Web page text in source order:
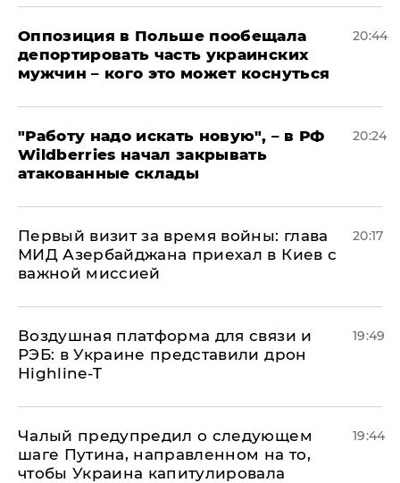
Оппозиция в Польше пообещала
депортировать часть украинских
мужчин – кого это может коснуться
20:44
"Работу надо искать новую", – в РФ
Wildberries начал закрывать
атакованные склады
20:24
Первый визит за время войны: глава
МИД Азербайджана приехал в Киев с
важной миссией
20:17
Воздушная платформа для связи и
РЭБ: в Украине представили дрон
Highline-T
19:49
Чалый предупредил о следующем
шаге Путина, направленном на то,
чтобы Украина капитулировала
19:44